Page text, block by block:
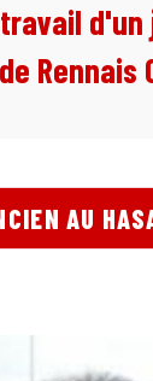
Rennais
AU